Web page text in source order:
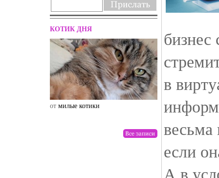
КОТИК ДНЯ
от милые котики от drunktwi
бизнес
в
если